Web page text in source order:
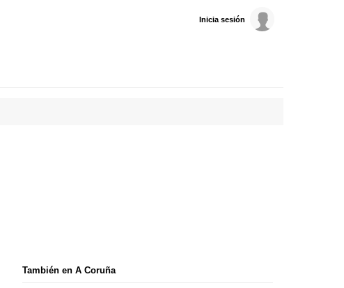
Inicia sesión
También en A Coruña